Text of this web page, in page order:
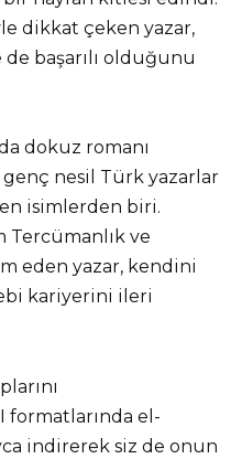
dikkat çeken yazar,
başarılı olduğunu
dokuz romanı
nesil Türk yazarlar
isimlerden biri.
Tercümanlık ve
eden yazar, kendini
kariyerini ileri
formatlarında el-
indirerek siz de onun